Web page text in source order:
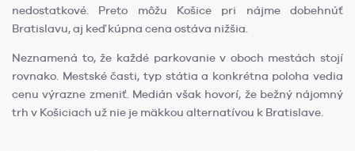
nedostatkové. Preto môžu Košice pri nájme dobehnúť
Bratislavu, aj keď kúpna cena ostáva nižšia.
Neznamená to, že každé parkovanie v oboch mestách stojí
rovnako. Mestské časti, typ státia a konkrétna poloha vedia
cenu výrazne zmeniť. Medián však hovorí, že bežný nájomný
trh v Košiciach už nie je mäkkou alternatívou k Bratislave.